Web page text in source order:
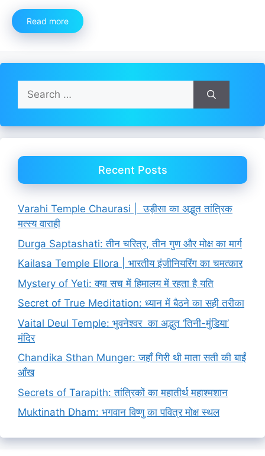
Read more
Search
for:
Recent Posts
Varahi Temple Chaurasi | उड़ीसा का अद्भुत तांत्रिक
मत्स्य वाराही
Durga Saptashati: तीन चरित्र, तीन गुण और मोक्ष का मार्ग
Kailasa Temple Ellora | भारतीय इंजीनियरिंग का चमत्कार
Mystery of Yeti: क्या सच में हिमालय में रहता है यति
Secret of True Meditation: ध्यान में बैठने का सही तरीका
Vaital Deul Temple: भुवनेश्वर का अद्भुत ‘तिनी-मुंडिया’
मंदिर
Chandika Sthan Munger: जहाँ गिरी थी माता सती की बाईं
आँख
Secrets of Tarapith: तांत्रिकों का महातीर्थ महाश्मशान
Muktinath Dham: भगवान विष्णु का पवित्र मोक्ष स्थल